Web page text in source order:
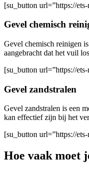
[su_button url=”https://
Gevel chemisch
Gevel chemisch reinigen
aangebracht dat het vuil
[su_button url=”https://
Gevel zandstralen
Gevel zandstralen is een
kan effectief zijn bij het
[su_button url=”https://
Hoe vaak moet